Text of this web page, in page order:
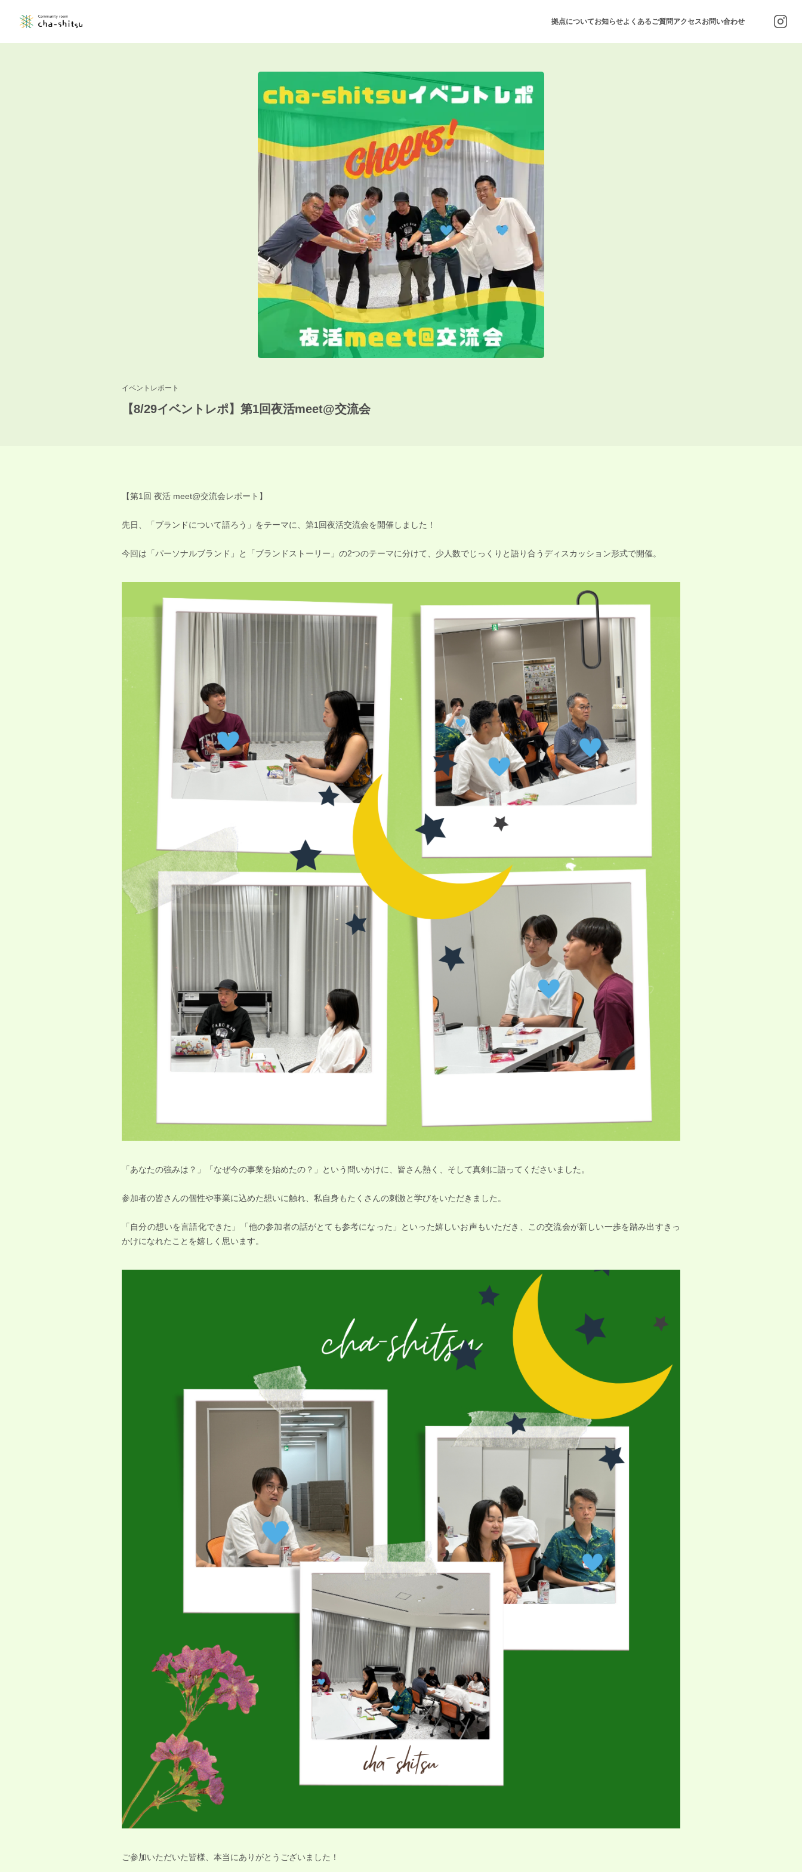
拠点についてお知らせよくあるご質問アクセスお問い合わせ
イベントレポート
【8/29イベントレポ】第1回夜活meet@交流会
【第1回 夜活 meet@交流会レポート】
先日、「ブランドについて語ろう」をテーマに、第1回夜活交流会を開催しました！
今回は「パーソナルブランド」と「ブランドストーリー」の2つのテーマに分けて、少人数でじっくりと語り合うディスカッション形式で開催。
「あなたの強みは？」「なぜ今の事業を始めたの？」という問いかけに、皆さん熱く、そして真剣に語ってくださいました。
参加者の皆さんの個性や事業に込めた想いに触れ、私自身もたくさんの刺激と学びをいただきました。
「自分の想いを言語化できた」「他の参加者の話がとても参考になった」といった嬉しいお声もいただき、この交流会が新しい一歩を踏み出すきっ
かけになれたことを嬉しく思います。
ご参加いただいた皆様、本当にありがとうございました！